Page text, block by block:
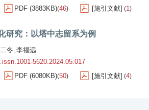
PDF (3883KB)(46) [施引文献] (1)
研究：以塔中志留系为例
冬, 李福远
5620.2024.05.017
PDF (6080KB)(50) [施引文献] (4)